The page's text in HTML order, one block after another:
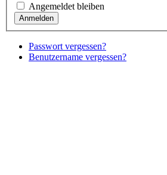
Angemeldet bleiben
Passwort vergessen?
Benutzername vergessen?